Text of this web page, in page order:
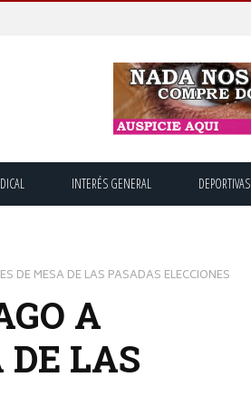
INTERÉS GENERAL DEPORTIVAS
DE MESA DE LAS PASADAS ELECCIONES
A
DE LAS